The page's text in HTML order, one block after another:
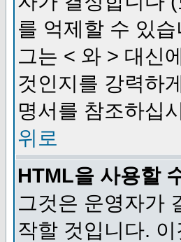
를 억제할 수 있
그는 < 와 > 대신
것인지를 강력하
명서를 참조하십
위로
HTML을 사용할
그것은 운영자가
작할 것입니다.